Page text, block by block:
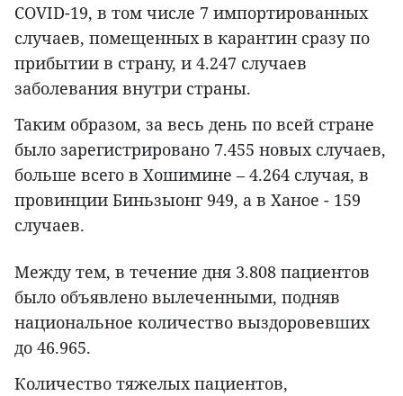
COVID-19, в том числе 7 импортированных
случаев, помещенных в карантин сразу по
прибытии в страну, и 4.247 случаев
заболевания внутри страны.
Таким образом, за весь день по всей стране
было зарегистрировано 7.455 новых случаев,
больше всего в Хошимине – 4.264 случая, в
провинции Биньзыонг 949, а в Ханое - 159
случаев.
Между тем, в течение дня 3.808 пациентов
было объявлено вылеченными, подняв
национальное количество выздоровевших
до 46.965.
Количество тяжелых пациентов,